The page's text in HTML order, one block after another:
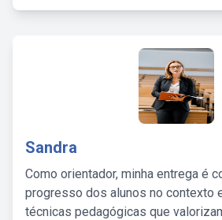
Sandra
Como orientador, minha entrega é
progresso dos alunos no contexto
técnicas pedagógicas que